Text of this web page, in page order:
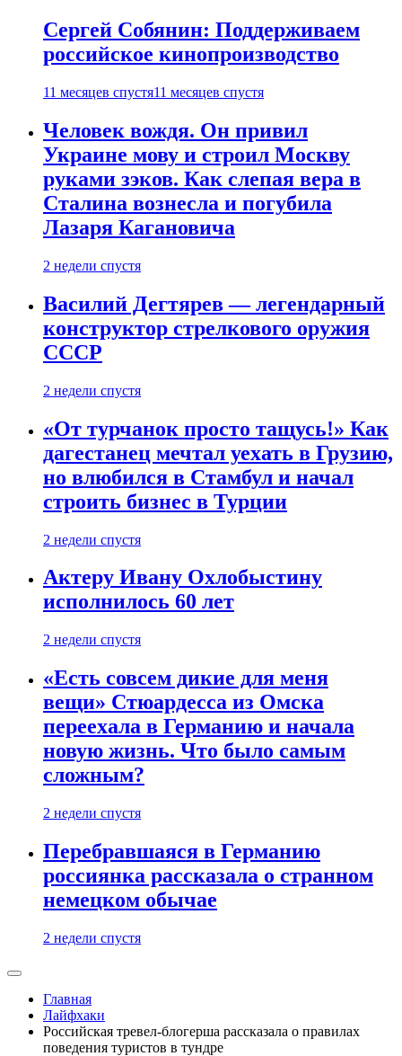
Сергей Собянин: Поддерживаем
российское кинопроизводство
11 месяцев спустя11 месяцев спустя
Человек вождя. Он привил
Украине мову и строил Москву
руками зэков. Как слепая вера в
Сталина вознесла и погубила
Лазаря Кагановича
2 недели спустя
Василий Дегтярев — легендарный
конструктор стрелкового оружия
СССР
2 недели спустя
«От турчанок просто тащусь!» Как
дагестанец мечтал уехать в Грузию,
но влюбился в Стамбул и начал
строить бизнес в Турции
2 недели спустя
Актеру Ивану Охлобыстину
исполнилось 60 лет
2 недели спустя
«Есть совсем дикие для меня
вещи» Стюардесса из Омска
переехала в Германию и начала
новую жизнь. Что было самым
сложным?
2 недели спустя
Перебравшаяся в Германию
россиянка рассказала о странном
немецком обычае
2 недели спустя
Главная
Лайфхаки
Российская тревел-блогерша рассказала о правилах
поведения туристов в тундре